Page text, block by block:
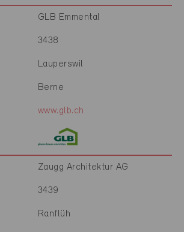
GLB Emmental
3438
Lauperswil
Berne
www.glb.ch
Zaugg Architektur AG
3439
Ranflüh